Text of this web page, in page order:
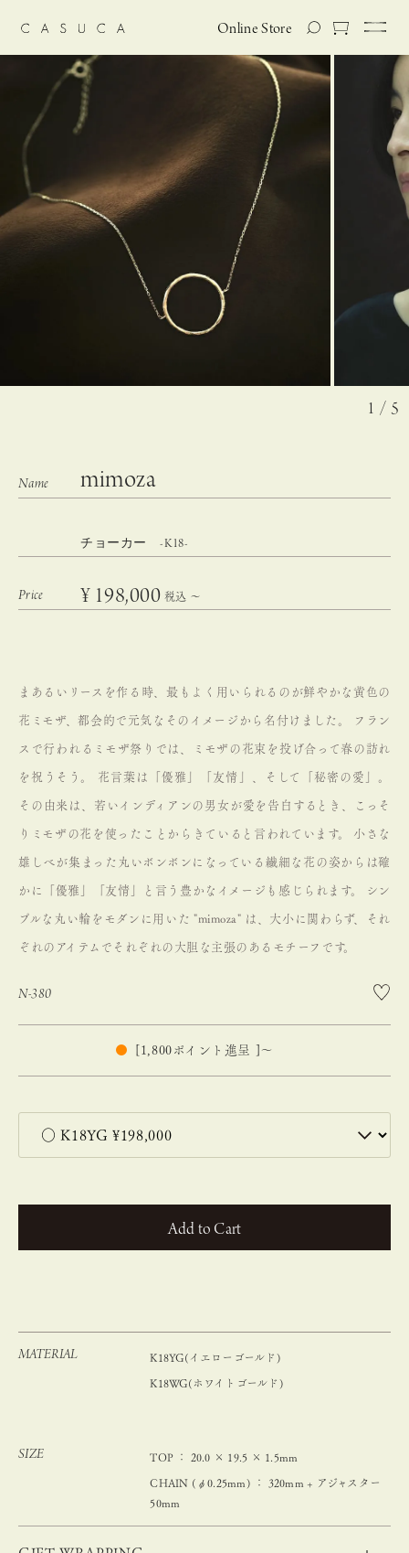
Online Store
1 / 5
mimoza
チョーカー -K18-
¥ 198,000 税込 〜
まあるいリースを作る時、最もよく用いられるのが鮮やかな黄色の
花ミモザ、都会的で元気なそのイメージから名付けました。 フラン
スで行われるミモザ祭りでは、ミモザの花束を投げ合って春の訪れ
を祝うそう。 花言葉は「優雅」「友情」、そして「秘密の愛」。
その由来は、若いインディアンの男女が愛を告白するとき、こっそ
りミモザの花を使ったことからきていると言われています。 小さな
雄しべが集まった丸いボンボンになっている繊細な花の姿からは確
かに「優雅」「友情」と言う豊かなイメージも感じられます。 シン
プルな丸い輪をモダンに用いた "mimoza" は、大小に関わらず、それ
ぞれのアイテムでそれぞれの大胆な主張のあるモチーフです。
N-380
1,800 ポイント進呈 ] 〜
カートに入れる
MATERIAL K18YG(イエローゴールド)
K18WG(ホワイトゴールド)
SIZE TOP ： 20.0 × 19.5 × 1.5mm
CHAIN (φ0.25mm) ： 320mm + アジャスター
50mm